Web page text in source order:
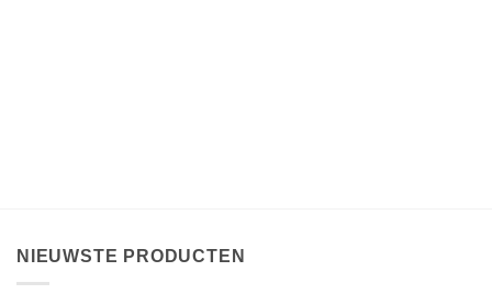
NIEUWSTE PRODUCTEN